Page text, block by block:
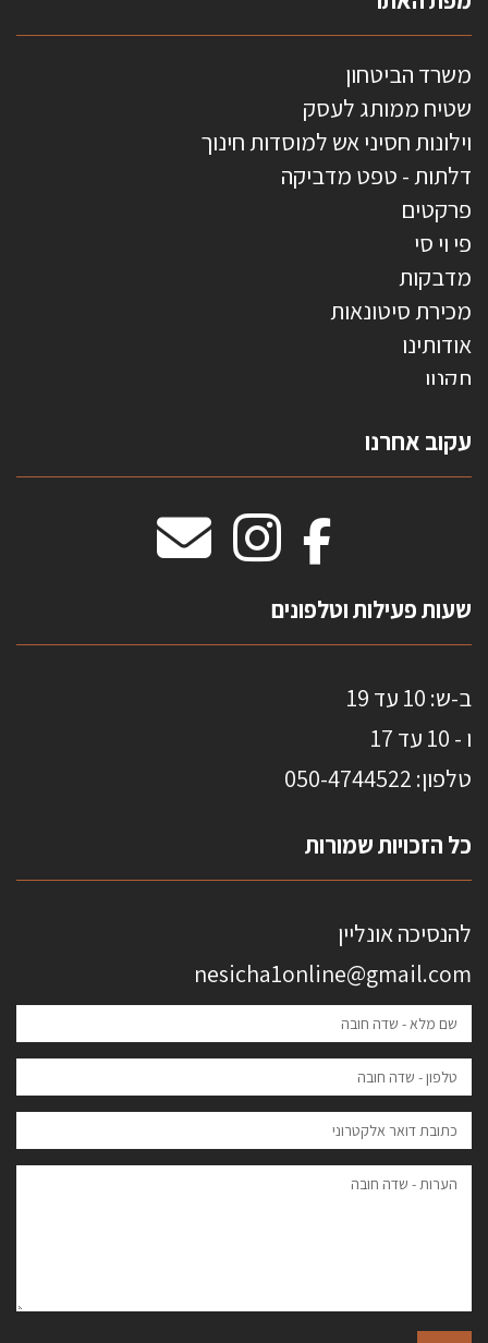
משרד הביטחון
שטיח ממותג לעסק
וילונות חסיני אש למוסדות חינוך
דלתות - טפט מדביקה
פרקטים
פי וי סי
מדבקות
מכירת סיטונאות
אודותינו
תקנון
טפטים משולשים
וילונות חסיני אש
מדבקות אנטי סאן
עקוב אחרנו
שעות פעילות וטלפונים
ב-ש: 10 עד 19
ו - 10 עד 17
טלפון: 0 50-4744522
כל הזכויות שמורות
להנסיכה אונליין
nesicha1online@gmail.com